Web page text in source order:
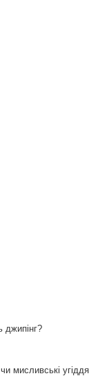
джипінг?
мисливські угіддя